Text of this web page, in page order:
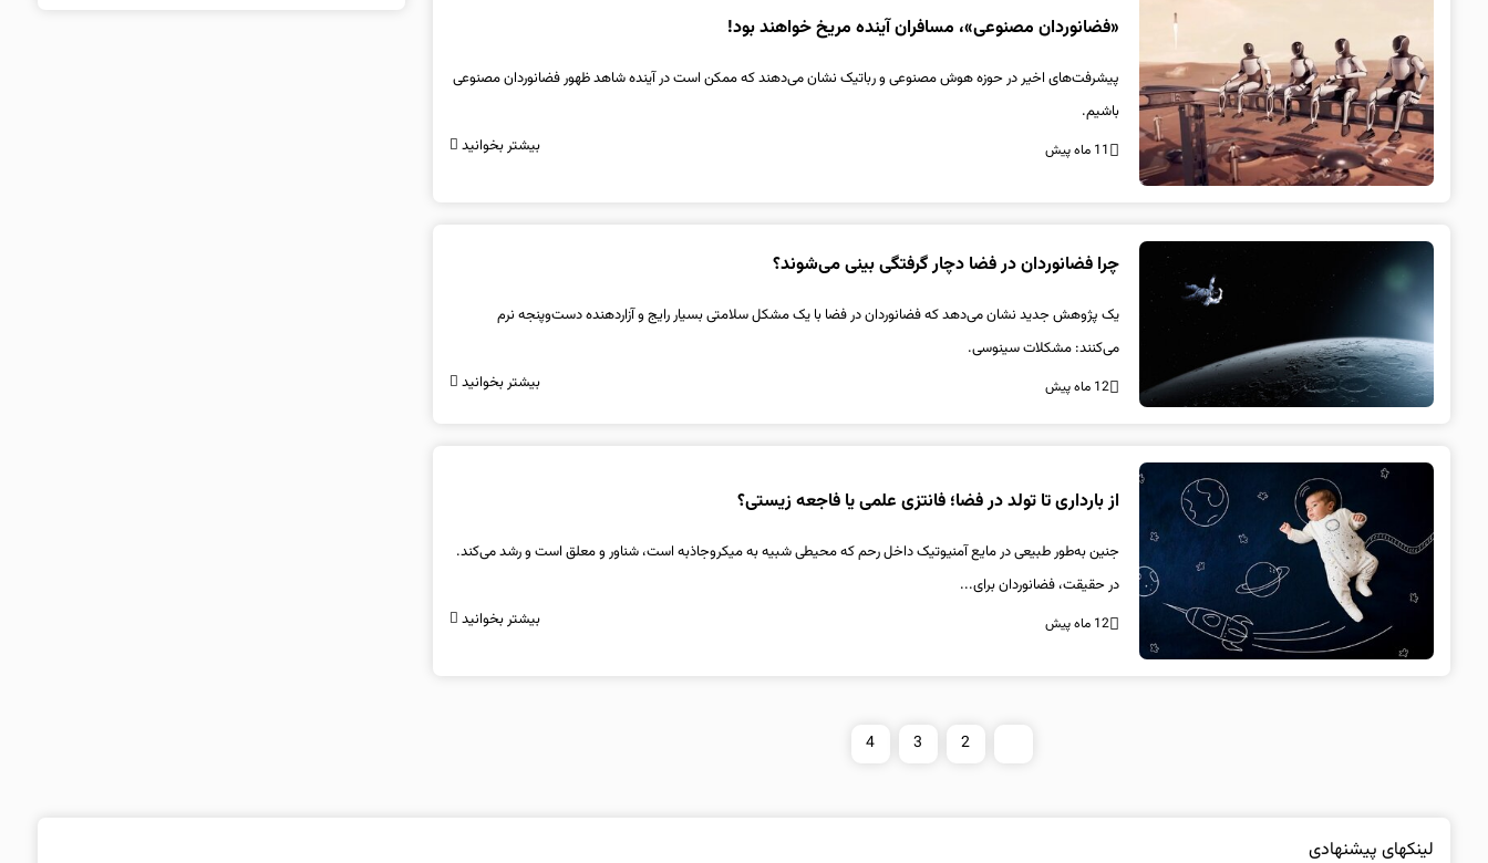
«فضانوردان مصنوعی»، مسافران آینده مریخ خواهند بود!
پیشرفت‌های اخیر در حوزه هوش مصنوعی و رباتیک نشان می‌دهند که ممکن است در آینده شاهد ظهور فضانوردان مصنوعی
باشیم.
11 ماه پیش بیشتر بخوانید
چرا فضانوردان در فضا دچار گرفتگی بینی می‌شوند؟
یک پژوهش جدید نشان می‌دهد که فضانوردان در فضا با یک مشکل سلامتی بسیار رایج و آزاردهنده دست‌وپنجه نرم
می‌کنند: مشکلات سینوسی.
12 ماه پیش بیشتر بخوانید
از بارداری تا تولد در فضا؛ فانتزی علمی یا فاجعه زیستی؟
جنین به‌طور طبیعی در مایع آمنیوتیک داخل رحم که محیطی شبیه به میکروجاذبه است، شناور و معلق است و رشد می‌کند.
در حقیقت، فضانوردان برای...
12 ماه پیش بیشتر بخوانید
2
3
4
لینکهای پیشنهادی